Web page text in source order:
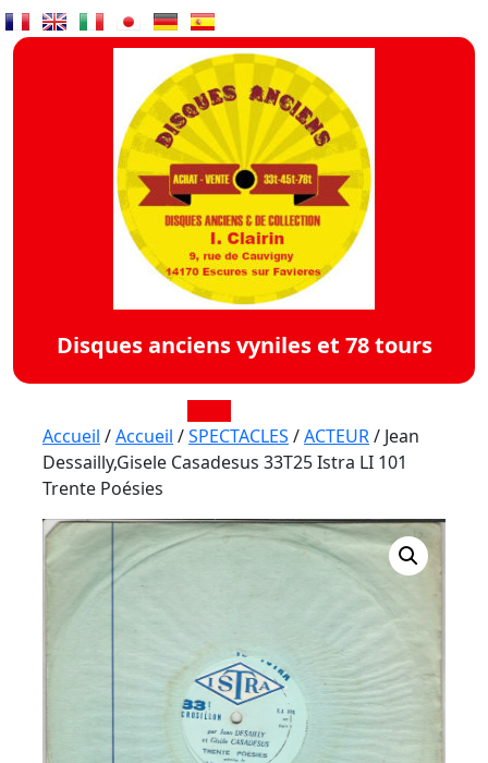
Skip
to
Disques anciens vyniles et 78 tours
Open
Accueil /Accueil /SPECTACLES /ACTEUR/ Jean
Dessailly,Gisele Casadesus 33T25 Istra LI 101
Trente Poésies